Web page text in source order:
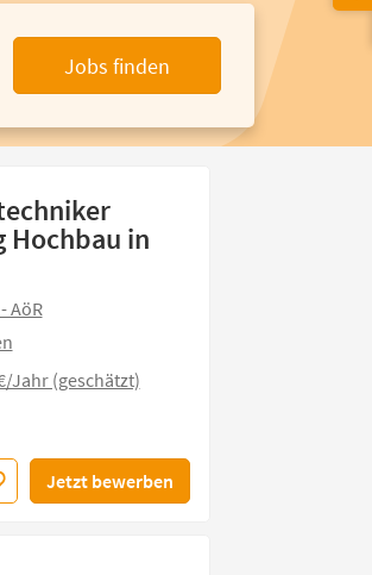
Jobs finden
Hochbau in
AöR
Jahr (geschätzt)
Jetzt bewerben